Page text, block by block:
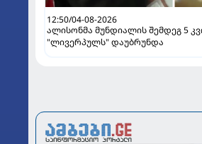
12:50/04-08-2026
ალისონმა მუნდიალის შემდეგ 5
"ლივერპულს" დაუბრუნდა